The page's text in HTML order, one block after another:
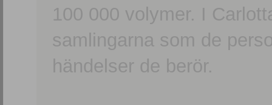
100 000 volymer. I
samlingarna som de
händelser de berör.